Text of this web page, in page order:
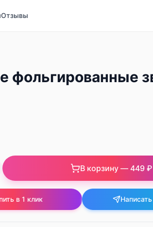
Отзывы
фольгированные
В корзину — 449 ₽
в 1 клик